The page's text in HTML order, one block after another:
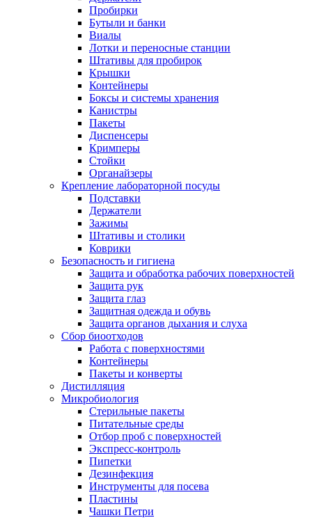
Пробирки
Бутыли и банки
Виалы
Лотки и переносные станции
Штативы для пробирок
Крышки
Контейнеры
Боксы и системы хранения
Канистры
Пакеты
Диспенсеры
Кримперы
Стойки
Органайзеры
Крепление лабораторной посуды
Подставки
Держатели
Зажимы
Штативы и столики
Коврики
Безопасность и гигиена
Защита и обработка рабочих поверхностей
Защита рук
Защита глаз
Защитная одежда и обувь
Защита органов дыхания и слуха
Сбор биоотходов
Работа с поверхностями
Контейнеры
Пакеты и конверты
Дистилляция
Микробиология
Стерильные пакеты
Питательные среды
Отбор проб с поверхностей
Экспресс-контроль
Пипетки
Дезинфекция
Инструменты для посева
Пластины
Чашки Петри